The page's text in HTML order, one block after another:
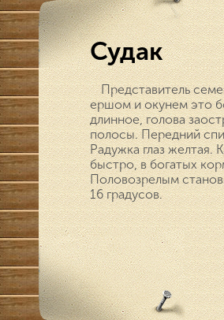
Судак
Представитель
ершом и окунем это
длинное, голова
полосы. Передний
Радужка глаз желтая.
быстро, в богатых
Половозрелым
16 градусов.